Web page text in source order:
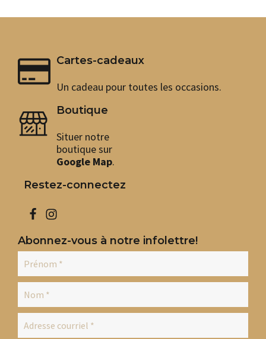
du
Cartes-cadeaux
Un cadeau pour toutes les occasions.
Boutique
Situer notre
boutique sur
Google Map.
Restez-connectez
Abonnez-vous à notre infolettre!